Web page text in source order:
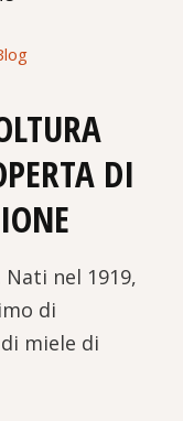
DI
nel 1919,
di
miele di